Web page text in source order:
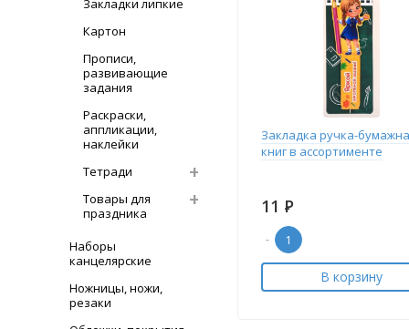
Закладки липкие
Картон
Прописи,
развивающие
задания
Раскраски,
аппликации,
наклейки
Тетради
Товары для
праздника
Наборы
канцелярские
Ножницы, ножи,
резаки
Закладка ручка-
книг в ассортименте
11 Р
-
В корзину